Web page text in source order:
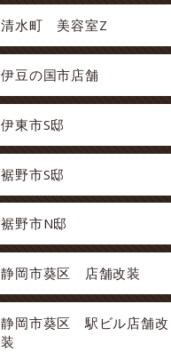
清水町 美容室Z
伊豆の国市店舗
伊東市S邸
裾野市S邸
裾野市N邸
静岡市葵区 店舗改装
静岡市葵区 駅ビル店舗改
装